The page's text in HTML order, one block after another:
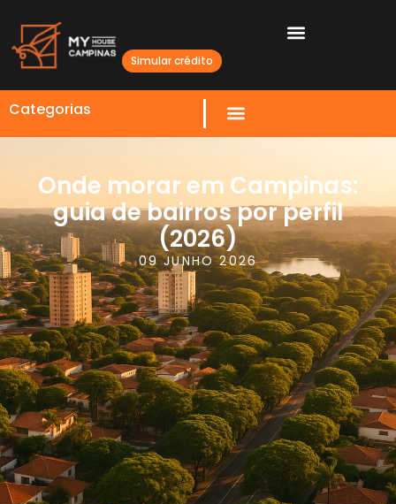
Simular crédito
Categorias
Onde morar em Campinas:
guia de bairros por perfil
(2026)
09 JUNHO 2026